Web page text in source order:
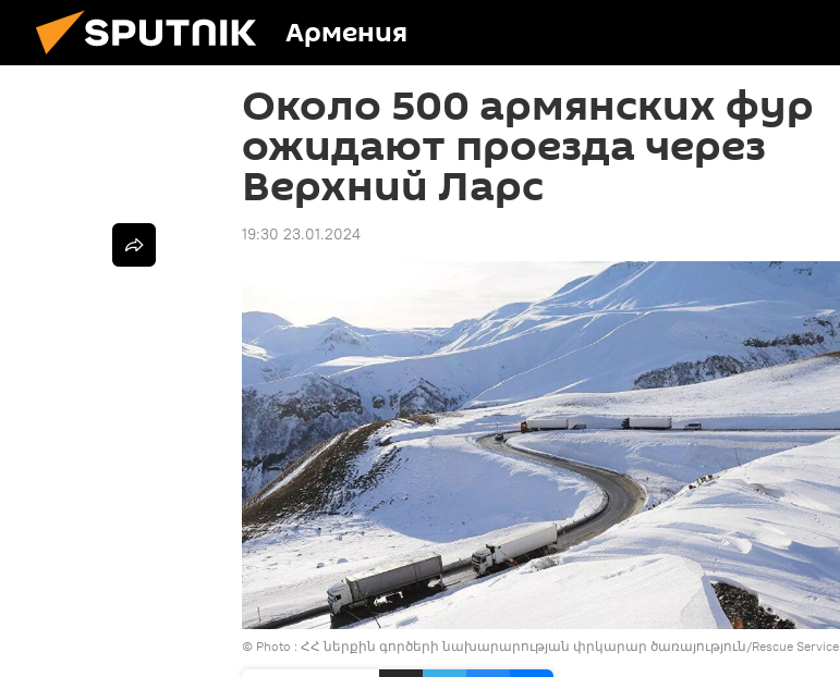
Армения
Около 500 армянских фур
ожидают проезда через
Верхний Ларс
19:30 23.01.2024
© Photo : ՀՀ ներքին գործերի նախարարության փրկարար ծառայություն/Rescue Service